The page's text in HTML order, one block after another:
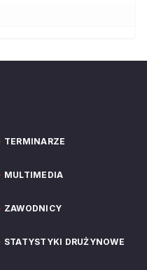
TERMINARZE
MULTIMEDIA
ZAWODNICY
STATYSTYKI DRUŻYNOWE